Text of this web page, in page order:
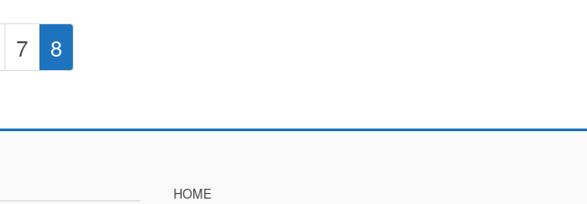
固
定
7
固
定
8
HOME